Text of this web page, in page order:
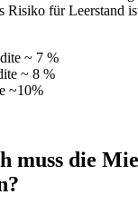
Risiko für Leerstand
~ 7 %
~ 8 %
~10%
muss die